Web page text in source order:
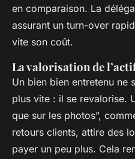
en comparaison. La
assurant un turn-over
vite son coût.
La valorisation de
Un bien bien entretenu ne
plus vite : il se revalorise.
que sur les photos”,
retours clients, attire des
payer un peu plus. Cela